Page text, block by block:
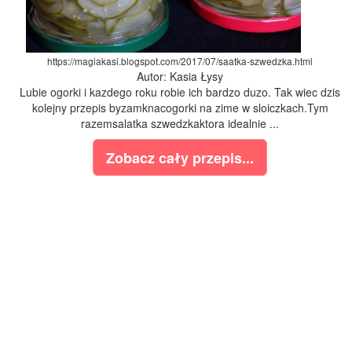
https://magiakasi.blogspot.com/2017/07/saatka-szwedzka.html
Autor: Kasia Łysy
Lubie ogorki i kazdego roku robie ich bardzo duzo. Tak wiec dzis
kolejny przepis byzamknacogorki na zime w sloiczkach.Tym
razemsalatka szwedzkaktora idealnie ...
Zobacz cały przepis...